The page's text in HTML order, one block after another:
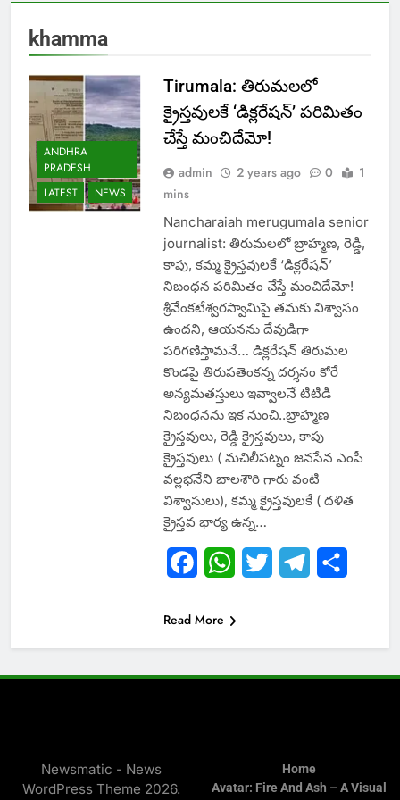
khamma
ANDHRA
PRADESH
LATEST
NEWS
Tirumala: తిరుమలలో
క్రైస్తవులకే ‘డిక్లరేషన్’ పరిమితం
చేస్తే మంచిదేమో!
admin 2 years ago 0
1
mins
Nancharaiah merugumala senior
journalist: తిరుమలలో బ్రాహ్మణ, రెడ్డి,
కాపు, కమ్మ క్రైస్తవులకే ‘డిక్లరేషన్’
నిబంధన పరిమితం చేస్తే మంచిదేమో!
శ్రీవేంకటేశ్వరస్వామిపై తమకు విశ్వాసం
ఉందని, ఆయనను దేవుడిగా
పరిగణిస్తామనే… డిక్లరేషన్ తిరుమల
కొండపై తిరుపతెంకన్న దర్శనం కోరే
అన్యమతస్తులు ఇవ్వాలనే టీటీడీ
నిబంధనను ఇక నుంచి..బ్రాహ్మణ
క్రైస్తవులు, రెడ్డి క్రైస్తవులు, కాపు
క్రైస్తవులు ( మచిలీపట్నం జనసేన ఎంపీ
వల్లభనేని బాలశౌరి గారు వంటి
విశ్వాసులు), కమ్మ క్రైస్తవులకే ( దళిత
క్రైస్తవ భార్య ఉన్న…
FacebookWhatsApp
Twitter Telegram
Read More
Newsmatic - News
WordPress Theme 2026.
Home
Avatar: Fire And Ash – A Visual